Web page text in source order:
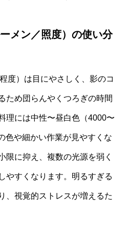
メン／照度）の使い分
度）は目にやさしく、影のコ
ため団らんやくつろぎの時間
理には中性〜昼白色（4000〜
色や細かい作業が見やすくな
限に抑え、複数の光源を弱く
やすくなります。明るすぎる
、視覚的ストレスが増えるた